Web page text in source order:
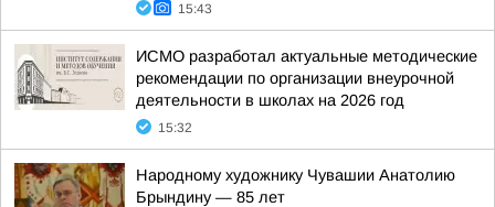
15:43
ИСМО разработал актуальные методические
рекомендации по организации внеурочной
деятельности в школах на 2026 год
15:32
Народному художнику Чувашии Анатолию
Брындину — 85 лет